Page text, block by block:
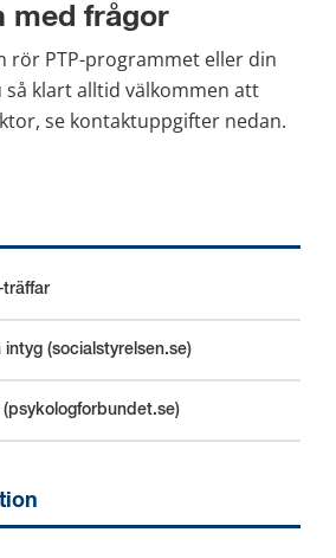
med frågor
rör PTP-programmet eller din
klart alltid välkommen att
se kontaktuppgifter nedan.
träffar
intyg (socialstyrelsen.se)
(psykologforbundet.se)